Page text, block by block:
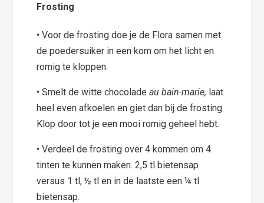
Frosting
• Voor de frosting doe je de Flora samen met
de poedersuiker in een kom om het licht en
romig te kloppen.
• Smelt de witte chocoladeau bain-marie, laat
heel even afkoelen en giet dan bij de frosting.
Klop door tot je een mooi romig geheel hebt.
• Verdeel de frosting over 4 kommen om 4
tinten te kunnen maken. 2,5 tl bietensap
versus 1 tl, ½ tl en in de laatste een ¼ tl
bietensap.